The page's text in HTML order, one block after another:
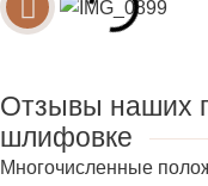
Отзывы наших
шлифовке
Многочисленные